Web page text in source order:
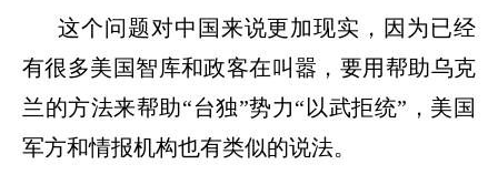
这个问题对中国来说更加现实，因为已经
有很多美国智库和政客在叫嚣，要用帮助乌克
兰的方法来帮助“台独”势力“ 以武拒统” ，美国
军方和情报机构也有类似的说法。